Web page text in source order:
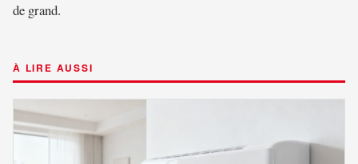
de grand.
À LIRE AUSSI